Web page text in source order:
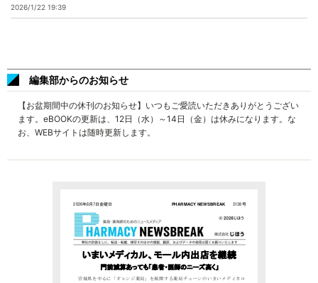
2026/1/22 19:39
編集部からのお知らせ
【お盆期間中の休刊のお知らせ】いつもご愛読いただきありがとうござい
ます。eBOOKの更新は、12日（水）～14日（金）は休みになります。な
お、WEBサイトは随時更新します。